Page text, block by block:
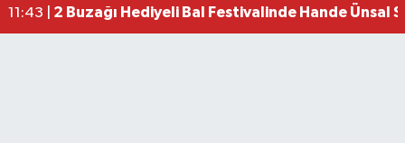
11:43 | 2 Buzağı Hediyeli Bal Festivalinde Hande Ünsal